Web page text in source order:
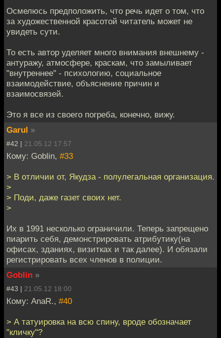
Осмелюсь предположить, что речь идет о том, что
за художественной красотой читатель может не
увидеть сути.
То есть автор уделяет много внимания внешнему -
антуражу, атмосфере, краскам, что замыливает
"внутреннее" - психологию, социальное
взаимодействие, объяснение причин и
взаимосвязей.
Это я все из своего погреба, конечно, вижу.
Garul »
#42 | 21.05.12 17:57
Кому: Goblin, #33
> В отличии от, Якудза - полулегальная организация.
>
> Поди, даже газет своих нет.
>
Их в 1991 несколько ограничили. Теперь запрещено
пиарить себя, демонстрировать атрибутику(на
офисах, зданиях, визитках и так далее). И обязали
регистрировать всех членов в полиции.
Goblin »
#43 | 21.05.12 18:00
Кому: AnaR., #40
> А татуировка на всю спину, вроде обозначает
"кличку"?